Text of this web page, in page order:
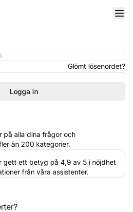
Glömt lösenordet?
Logga in
på alla dina frågor och
än 200 kategorier.
gett ett betyg på 4,9 av 5 i nöjdhet
från våra assistenter.